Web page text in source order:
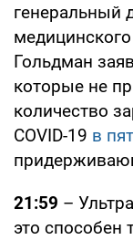
генеральный
Гольдман
которые не
количество
COVID-19 в
21:59 –
это способен